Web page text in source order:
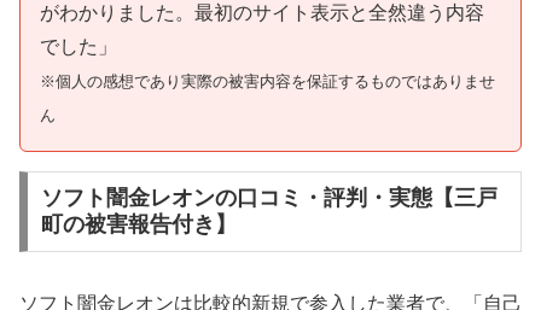
がわかりました。最初のサイト表示と全然違う内容
でした」
※個人の感想であり実際の被害内容を保証するものではありませ
ん
ソフト闇金レオンの口コミ・評判・実態【三戸
町の被害報告付き】
ソフト闇金レオンは比較的新規で参入した業者で、「自己